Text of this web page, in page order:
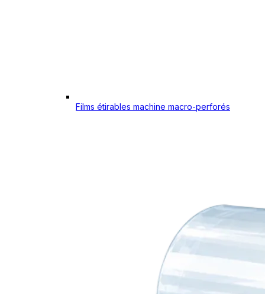
Films étirables machine macro-perforés